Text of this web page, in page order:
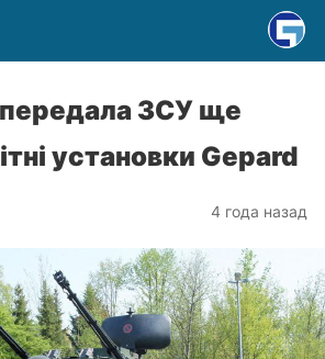
ЗСУ ще
установки Gepard
4 года назад